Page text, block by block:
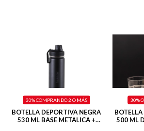
BOTELLA DEPORTIVA NEGRA
530 ML BASE METALICA +
30%COMPRANDO 2 O MÁS
BOTELLA
500 ML
30%